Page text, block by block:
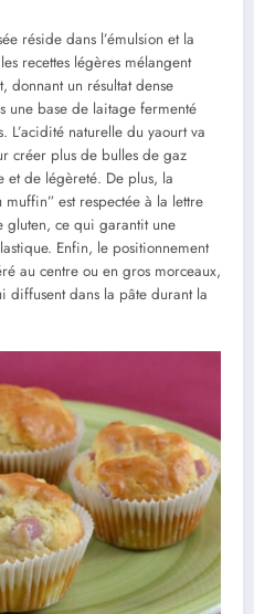
réside dans l’émulsion et la
recettes légères mélangent
un résultat dense
une base de laitage fermenté
L’acidité naturelle du yaourt va
créer plus de bulles de gaz
et de légèreté. De plus, la
est respectée à la lettre
gluten, ce qui garantit une
Enfin, le positionnement
au centre ou en gros morceaux,
diffusent dans la pâte durant la